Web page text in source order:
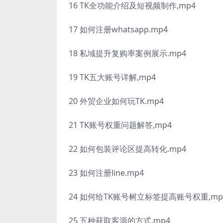
16 TK全功能介绍及短视频制作,mp4
17 如何注册whatsapp.mp4
18 私域提升复购率案例展示.mp4
19 TK五大账号详解,mp4
20 外贸企业如何玩TK.mp4
21 TK账号权重问题解答,mp4
22 如何包装评论区提高转化.mp4
23 如何注册line.mp4
24 如何给TK账号树立标签提高账号权重
25 五种获取客源的方式.mp4